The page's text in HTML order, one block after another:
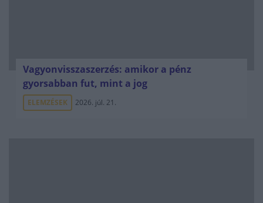
Vagyonvisszaszerzés: amikor a pénz
gyorsabban fut, mint a jog
ELEMZÉSEK 2026. júl. 21.